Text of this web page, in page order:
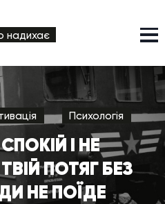
надихає
Психологія
І НЕ
ПОТЯГ БЕЗ
НЕ ПОЇДЕ